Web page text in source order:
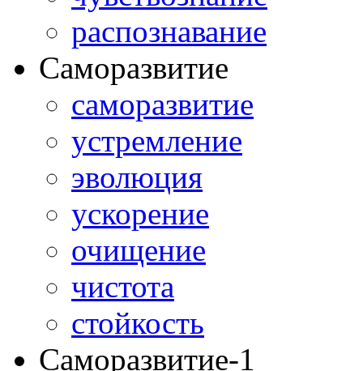
распознавание
Саморазвитие
саморазвитие
устремление
эволюция
ускорение
очищение
чистота
стойкость
Саморазвитие-1